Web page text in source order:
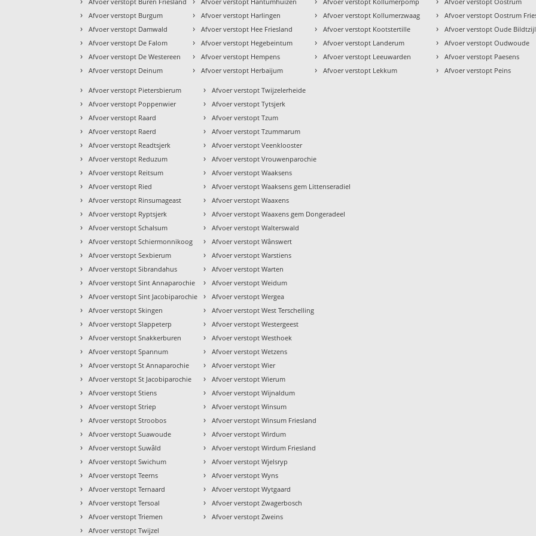
› Afvoer verstopt Burgum
› Afvoer verstopt Damwald
› Afvoer verstopt De Falom
› Afvoer verstopt De Westereen
› Afvoer verstopt Deinum
› Afvoer verstopt Harlingen
› Afvoer verstopt Hee Friesland
› Afvoer verstopt Hegebeintum
› Afvoer verstopt Hempens
› Afvoer verstopt Herbaijum
› Afvoer verstopt Kollumerzwaag
› Afvoer verstopt Kootstertille
› Afvoer verstopt Landerum
› Afvoer verstopt Leeuwarden
› Afvoer verstopt Lekkum
› Afvoer verstopt Oostrum
› Afvoer verstopt Oude Bildtzijl
› Afvoer verstopt Oudwoude
› Afvoer verstopt Paesens
› Afvoer verstopt Peins
› Afvoer verstopt Pietersbierum
› Afvoer verstopt Poppenwier
› Afvoer verstopt Raard
› Afvoer verstopt Raerd
› Afvoer verstopt Readtsjerk
› Afvoer verstopt Reduzum
› Afvoer verstopt Reitsum
› Afvoer verstopt Ried
› Afvoer verstopt Rinsumageast
› Afvoer verstopt Ryptsjerk
› Afvoer verstopt Schalsum
› Afvoer verstopt Schiermonnikoog
› Afvoer verstopt Sexbierum
› Afvoer verstopt Sibrandahus
› Afvoer verstopt Sint Annaparochie
› Afvoer verstopt Sint Jacobiparochie
› Afvoer verstopt Skingen
› Afvoer verstopt Slappeterp
› Afvoer verstopt Snakkerburen
› Afvoer verstopt Spannum
› Afvoer verstopt St Annaparochie
› Afvoer verstopt St Jacobiparochie
› Afvoer verstopt Stiens
› Afvoer verstopt Striep
› Afvoer verstopt Stroobos
› Afvoer verstopt Suawoude
› Afvoer verstopt Suwâld
› Afvoer verstopt Swichum
› Afvoer verstopt Teerns
› Afvoer verstopt Ternaard
› Afvoer verstopt Tersoal
› Afvoer verstopt Triemen
› Afvoer verstopt Twijzel
› Afvoer verstopt Twijzelerheide
› Afvoer verstopt Tytsjerk
› Afvoer verstopt Tzum
› Afvoer verstopt Tzummarum
› Afvoer verstopt Veenklooster
› Afvoer verstopt Vrouwenparochie
› Afvoer verstopt Waaksens
› Afvoer verstopt Waaksens gem Littenseradiel
› Afvoer verstopt Waaxens
› Afvoer verstopt Waaxens gem Dongeradeel
› Afvoer verstopt Walterswald
› Afvoer verstopt Wânswert
› Afvoer verstopt Warstiens
› Afvoer verstopt Warten
› Afvoer verstopt Weidum
› Afvoer verstopt Wergea
› Afvoer verstopt West Terschelling
› Afvoer verstopt Westergeest
› Afvoer verstopt Westhoek
› Afvoer verstopt Wetzens
› Afvoer verstopt Wier
› Afvoer verstopt Wierum
› Afvoer verstopt Wijnaldum
› Afvoer verstopt Winsum
› Afvoer verstopt Winsum Friesland
› Afvoer verstopt Wirdum
› Afvoer verstopt Wirdum Friesland
› Afvoer verstopt Wjelsryp
› Afvoer verstopt Wyns
› Afvoer verstopt Wytgaard
› Afvoer verstopt Zwagerbosch
› Afvoer verstopt Zweins